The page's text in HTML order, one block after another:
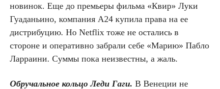
новинок. Еще до премьеры фильма «Квир» Луки
Гуаданьино, компания А24 купила права на ее
дистрибуцию. Но Netflix тоже не остались в
стороне и оперативно забрали себе «Марию» Пабло
Ларраини. Суммы пока неизвестны, а жаль.
Обручальное кольцо Леди Гаги. В Венеции не